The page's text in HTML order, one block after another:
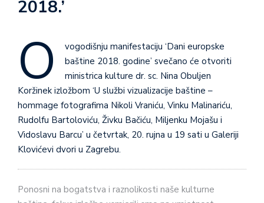
2018.’
O
vogodišnju manifestaciju ‘Dani europske
baštine 2018. godine’ svečano će otvoriti
ministrica kulture dr. sc. Nina Obuljen
Koržinek izložbom ‘U službi vizualizacije baštine –
hommage fotografima Nikoli Vraniću, Vinku Malinariću,
Rudolfu Bartoloviću, Živku Bačiću, Miljenku Mojašu i
Vidoslavu Barcu’ u četvrtak, 20. rujna u 19 sati u Galeriji
Klovićevi dvori u Zagrebu.
Ponosni na bogatstva i raznolikosti naše kulturne